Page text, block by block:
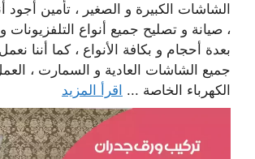
الشاشات الكبيرة و الصغير ، تأمين أجود
، صيانة و تصليح جميع أنواع
بعدة أحجام و بكافة الأنواع ، كما أننا
جميع الشاشات العادية و السمارت ،
الكهرباء الخاصة ... اقرأ المزيد